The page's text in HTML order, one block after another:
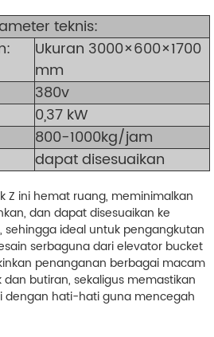
teknis:
Ukuran 3000×600×1700
mm
380v
0,37 kW
800-1000kg/jam
dapat disesuaikan
Z ini hemat ruang, meminimalkan
dan dapat disesuaikan ke
ideal untuk pengangkutan
serbaguna dari elevator bucket
penanganan berbagai macam
butiran, sekaligus memastikan
dengan hati-hati guna mencegah